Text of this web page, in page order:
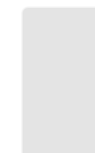
Commento